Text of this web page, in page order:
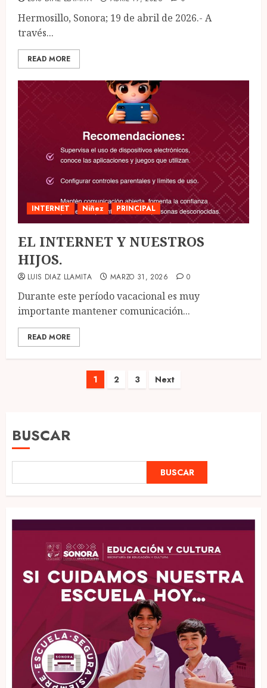
Hermosillo, Sonora; 19 de abril de 2026.- A
través...
READ MORE
INTERNET Niñez PRINCIPAL
EL INTERNET Y NUESTROS
HIJOS.
LUIS DIAZ LLAMITA MARZO 31, 2026 0
Durante este período vacacional es muy
importante mantener comunicación...
READ MORE
Paginación
1 2 3 Next
BUSCAR
BUSCAR